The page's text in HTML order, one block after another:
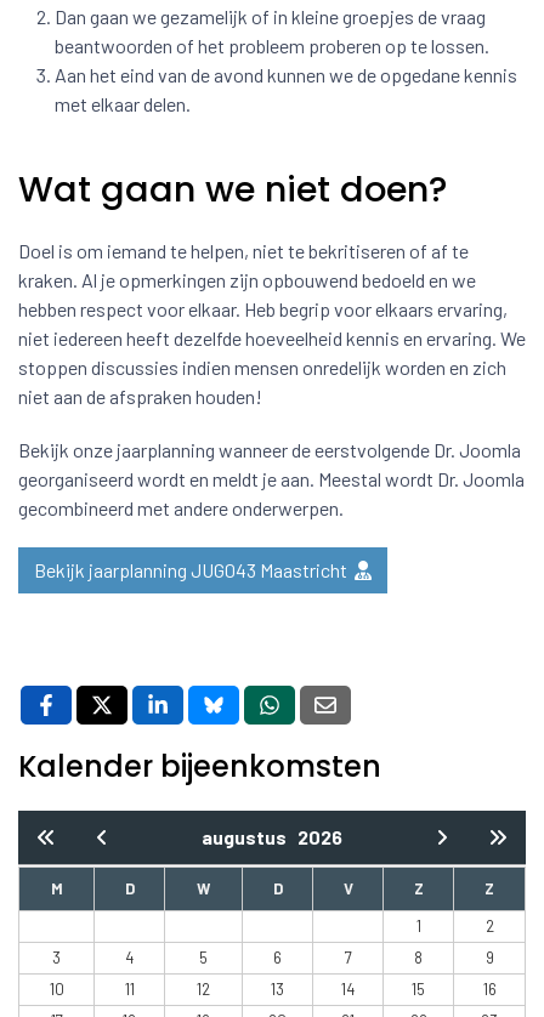
Dan gaan we gezamelijk of in kleine groepjes de vraag
beantwoorden of het probleem proberen op te lossen.
Aan het eind van de avond kunnen we de opgedane kennis
met elkaar delen.
Wat gaan we niet doen?
Doel is om iemand te helpen, niet te bekritiseren of af te
kraken. Al je opmerkingen zijn opbouwend bedoeld en we
hebben respect voor elkaar. Heb begrip voor elkaars ervaring,
niet iedereen heeft dezelfde hoeveelheid kennis en ervaring. We
stoppen discussies indien mensen onredelijk worden en zich
niet aan de afspraken houden!
Bekijk onze jaarplanning wanneer de eerstvolgende Dr. Joomla
georganiseerd wordt en meldt je aan. Meestal wordt Dr. Joomla
gecombineerd met andere onderwerpen.
Bekijk jaarplanning JUG043 Maastricht
Kalender bijeenkomsten
augustus 2026
M D W D V Z
Z
1
2
3
4 5 6 7 8
9
10
11 12 13 14 15
16